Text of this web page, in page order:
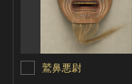
鷲鼻悪尉